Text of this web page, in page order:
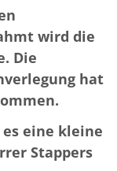
wird die
Die
hat
eine kleine
Stappers